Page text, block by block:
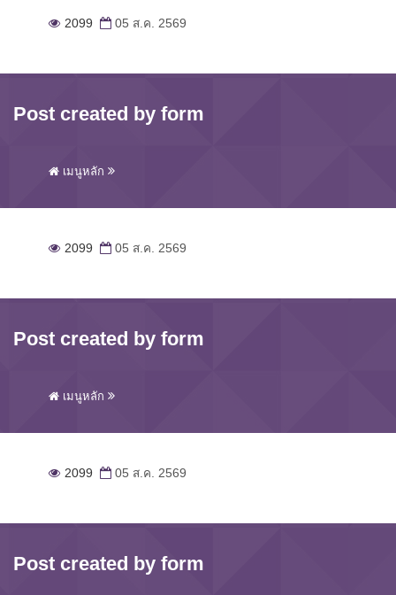
2099 05 ส.ค. 2569
Post created by form
เมนูหลัก
2099 05 ส.ค. 2569
Post created by form
เมนูหลัก
2099 05 ส.ค. 2569
Post created by form